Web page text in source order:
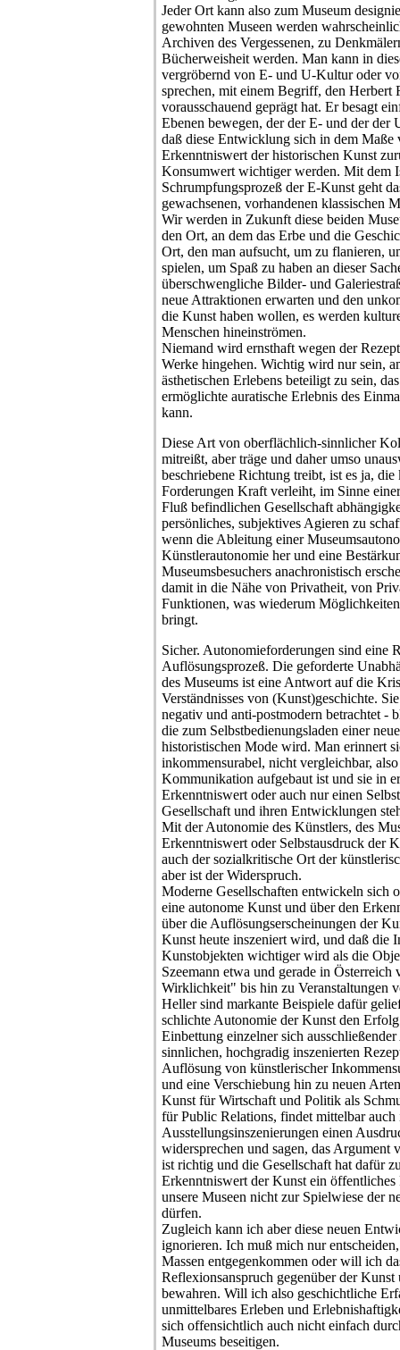
Jeder Ort kann also zum Museum
gewohnten Museen werden
Archiven des Vergessenen, zu
Bücherweisheit werden. Man kann in
vergröbernd von E- und U-Kultur oder
sprechen, mit einem Begriff, den Herbert
vorausschauend geprägt hat. Er besagt
Ebenen bewegen, der der E- und der
daß diese Entwicklung sich in dem
Erkenntniswert der historischen Kunst
Konsumwert wichtiger werden. Mit dem
Schrumpfungsprozeß der E-Kunst geht
gewachsenen, vorhandenen klassischen
Wir werden in Zukunft diese beiden
den Ort, an dem das Erbe und die
Ort, den man aufsucht, um zu flanieren,
spielen, um Spaß zu haben an dieser
überschwengliche Bilder- und
neue Attraktionen erwarten und den
die Kunst haben wollen, es werden
Menschen hineinströmen.
Niemand wird ernsthaft wegen der
Werke hingehen. Wichtig wird nur sein,
ästhetischen Erlebens beteiligt zu sein,
ermöglichte auratische Erlebnis des
kann.
Diese Art von oberflächlich-sinnlicher
mitreißt, aber träge und daher umso
beschriebene Richtung treibt, ist es ja,
Forderungen Kraft verleiht, im Sinne
Fluß befindlichen Gesellschaft
persönliches, subjektives Agieren zu
wenn die Ableitung einer
Künstlerautonomie her und eine
Museumsbesuchers anachronistisch
damit in die Nähe von Privatheit, von
Funktionen, was wiederum
bringt.
Sicher. Autonomieforderungen sind eine
Auflösungsprozeß. Die geforderte
des Museums ist eine Antwort auf die
Verständnisses von (Kunst)geschichte.
negativ und anti-postmodern betrachtet -
die zum Selbstbedienungsladen einer
historistischen Mode wird. Man erinnert
inkommensurabel, nicht vergleichbar,
Kommunikation aufgebaut ist und sie in
Erkenntniswert oder auch nur einen
Gesellschaft und ihren Entwicklungen
Mit der Autonomie des Künstlers, des
Erkenntniswert oder Selbstausdruck der
auch der sozialkritische Ort der
aber ist der Widerspruch.
Moderne Gesellschaften entwickeln sich
eine autonome Kunst und über den
über die Auflösungserscheinungen der
Kunst heute inszeniert wird, und daß die
Kunstobjekten wichtiger wird als die
Szeemann etwa und gerade in
Wirklichkeit" bis hin zu Veranstaltungen
Heller sind markante Beispiele dafür
schlichte Autonomie der Kunst den
Einbettung einzelner sich
sinnlichen, hochgradig inszenierten
Auflösung von künstlerischer
und eine Verschiebung hin zu neuen
Kunst für Wirtschaft und Politik als
für Public Relations, findet mittelbar auch
Ausstellungsinszenierungen einen
widersprechen und sagen, das Argument
ist richtig und die Gesellschaft hat dafür
Erkenntniswert der Kunst ein
unsere Museen nicht zur Spielwiese der
dürfen.
Zugleich kann ich aber diese neuen
ignorieren. Ich muß mich nur
Massen entgegenkommen oder will ich
Reflexionsanspruch gegenüber der Kunst
bewahren. Will ich also geschichtliche
unmittelbares Erleben und
sich offensichtlich auch nicht einfach
Museums beseitigen.